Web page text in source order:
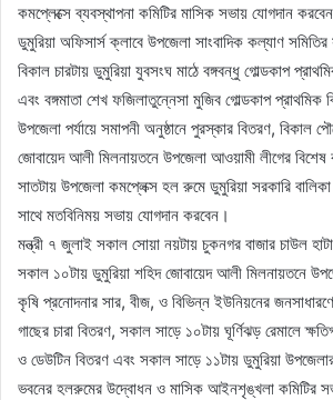
কমপ্লেক্সে ব্যবস্থাপনা কমিটির মাসিক সভায় যোগদান
ডুমুরিয়া অফিসার্স ক্লাবে উপজেলা সাংবাদিক কল্যাণ
বিকাল চারটায় ডুমুরিয়া যুবসংঘ মাঠে বঙ্গবন্ধু গোল্ডকাপ
এবং বঙ্গমাতা শেখ ফজিলাতুন্নেসা মুজিব গোল্ডকাপ
উপজেলা পর্যায়ে সমাপনী অনুষ্ঠানে পুরস্কার বিতরণ, বিকাল
জোবায়েদ আলী মিলনায়তনে উপজেলা আওয়ামী লীগের বিশেষ
সাতটায় উপজেলা কমপ্লেক্স হল রুমে ডুমুরিয়া সরকারি বালিকা
সাথে মতবিনিময় সভায় যোগদান করবেন।
মন্ত্রী ৭ জুলাই সকাল সোয়া নয়টায় চুকনগর বাজার চাউল
সকাল ১০টায় ডুমুরিয়া শহিদ জোবায়েদ আলী মিলনায়তনে
কৃষি প্রনোদনার সার, বীজ, ও বিভিন্ন ইউনিয়নের
গাছের চারা বিতরণ, সকাল সাড়ে ১০টায় ঘূর্ণিঝড় রেমালে
ও ডেউটিন বিতরণ এবং সকাল সাড়ে ১১টায় ডুমুরিয়া
ভবনের হলরুমের উদ্বোধন ও মাসিক আইনশৃঙ্খলা কমিটির